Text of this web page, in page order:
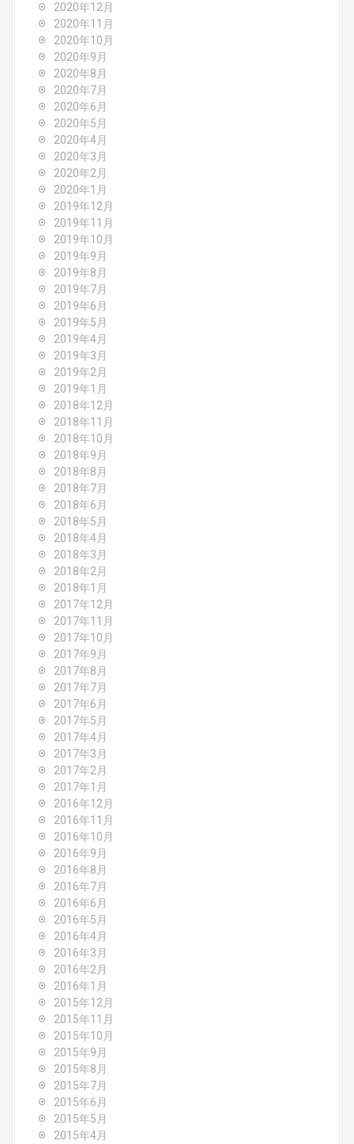
2020年12月
2020年11月
2020年10月
2020年9月
2020年8月
2020年7月
2020年6月
2020年5月
2020年4月
2020年3月
2020年2月
2020年1月
2019年12月
2019年11月
2019年10月
2019年9月
2019年8月
2019年7月
2019年6月
2019年5月
2019年4月
2019年3月
2019年2月
2019年1月
2018年12月
2018年11月
2018年10月
2018年9月
2018年8月
2018年7月
2018年6月
2018年5月
2018年4月
2018年3月
2018年2月
2018年1月
2017年12月
2017年11月
2017年10月
2017年9月
2017年8月
2017年7月
2017年6月
2017年5月
2017年4月
2017年3月
2017年2月
2017年1月
2016年12月
2016年11月
2016年10月
2016年9月
2016年8月
2016年7月
2016年6月
2016年5月
2016年4月
2016年3月
2016年2月
2016年1月
2015年12月
2015年11月
2015年10月
2015年9月
2015年8月
2015年7月
2015年6月
2015年5月
2015年4月